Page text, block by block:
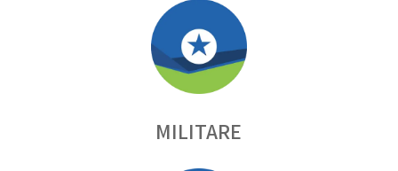
MILITARE